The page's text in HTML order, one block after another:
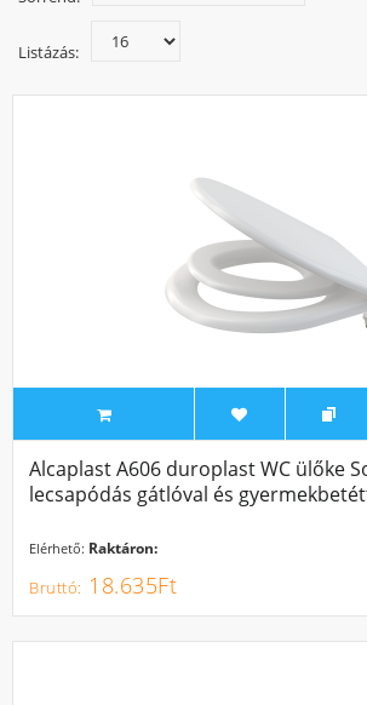
burkolatok lerakását megelőzően kell
méreteit. A terméket próbaképpen fel kell
peremére kell felhordani a kiegyenlítő
Listázás:
Alcaplast A606 duroplast WC ülőke
lecsapódás gátlóval és
Elérhető: Raktáron:
18.635Ft